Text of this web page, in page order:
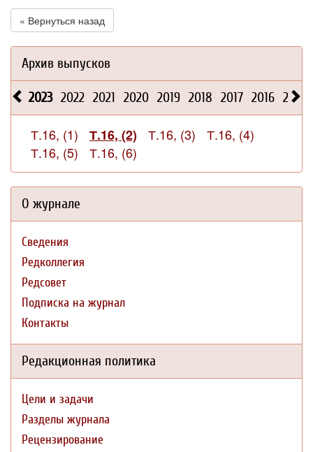
« Вернуться назад
Архив выпусков
2023 2022 2021 2020 2019 2018 2017 2016 2015
Т.16, (1) Т.16, (2) Т.16, (3)
Т.16, (4)
Т.16, (5)
Т.16, (6)
О журнале
Сведения
Редколлегия
Редсовет
Подписка на журнал
Контакты
Редакционная политика
Цели и задачи
Разделы журнала
Рецензирование